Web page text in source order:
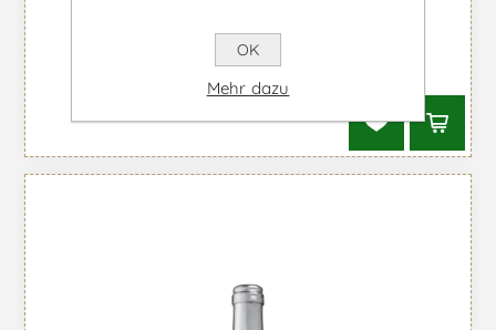
Callabriga Magnum - Rotwein
Ab €49,50 inkl. MwSt.
OK
Mehr dazu